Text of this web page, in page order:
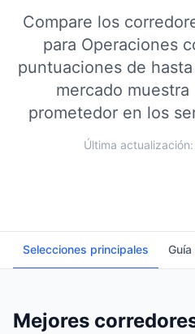
Compare los
para Operaciones
puntuaciones de
mercado
prometedor en los
Última
Selecciones principales Guía
Mejores